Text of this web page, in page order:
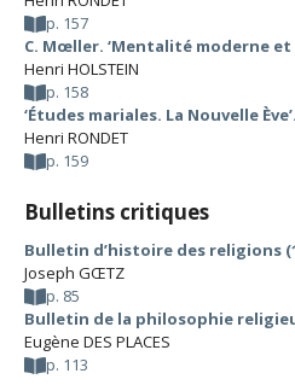
p. 157
C. Mœller. ‘Mentalité moderne et
Henri HOLSTEIN
p. 158
‘Études mariales. La Nouvelle
Henri RONDET
p. 159
Bulletins critiques
Bulletin d’histoire des religions
Joseph GŒTZ
p. 85
Bulletin de la philosophie
Eugène DES PLACES
p. 113